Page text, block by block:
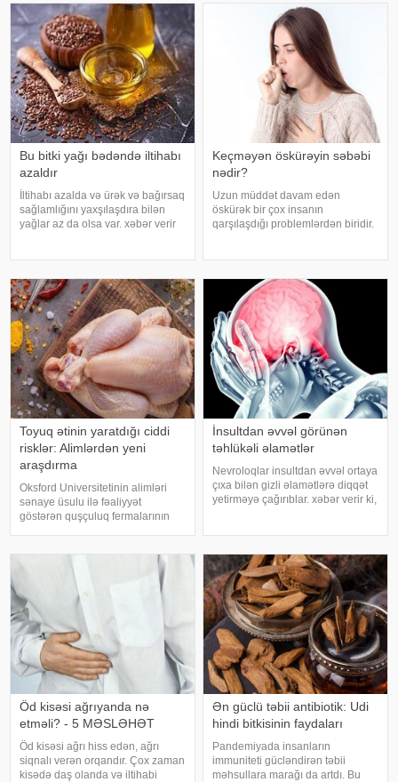
Bu bitki yağı bədəndə iltihabı
azaldır
İltihabı azalda və ürək və bağırsaq
sağlamlığını yaxşılaşdıra bilən
yağlar az da olsa var. xəbər verir
preslənmiş kətan toxumlarında
Keçməyən öskürəyin səbəbi
nədir?
Uzun müddət davam edən
öskürək bir çox insanın
qarşılaşdığı problemlərdən biridir.
hər zaman tənəffüs yolu
infeksiyası olmur
Toyuq ətinin yaratdığı ciddi
risklər: Alimlərdən yeni
araşdırma
Oksford Universitetinin alimləri
sənaye üsulu ilə fəaliyyət
göstərən quşçuluq fermalarının
biləcəyini bildiriblər. xəbər verir ki,
araşdırma zamanı son 45 i
İnsultdan əvvəl görünən
təhlükəli əlamətlər
Nevroloqlar insultdan əvvəl ortaya
çıxa bilən gizli əlamətlərə diqqət
yetirməyə çağırıblar. xəbər verir ki,
verə bilər. Lakin b
Öd kisəsi ağrıyanda nə
etməli? - 5 MƏSLƏHƏT
Öd kisəsi ağrı hiss edən, ağrı
siqnalı verən orqandır. Çox zaman
kisədə daş olanda və iltihabi
Ən güclü təbii antibiotik: Udi
hindi bitkisinin faydaları
Pandemiyada insanların
immuniteti gücləndirən təbii
məhsullara marağı da artdı. Bu